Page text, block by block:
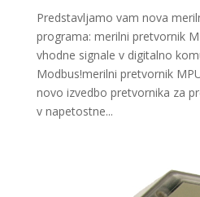
Predstavljamo vam nova
programa: merilni pretvornik
vhodne signale v digitalno
Modbus!merilni pretvornik
novo izvedbo pretvornika za
v napetostne...